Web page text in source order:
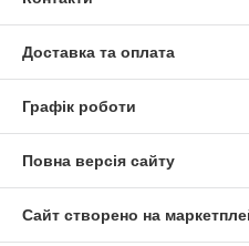
Доставка та оплата
Графік роботи
Повна версія сайту
Сайт створено на